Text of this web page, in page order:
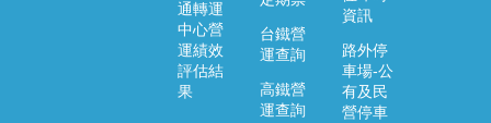
通轉運
中心營
運績效
評估結
果
台鐵營
運查詢
高鐵營
運查詢
資訊
路外停
車場-公
有及民
營停車